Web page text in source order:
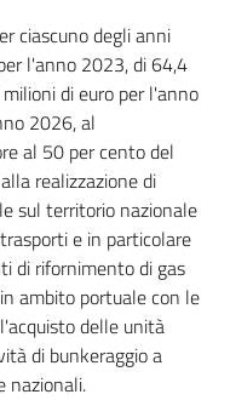
ciascuno degli anni
l'anno 2023, di 64,4
di euro per l'anno
2026, al
al 50 per cento del
realizzazione di
sul territorio nazionale
e in particolare
di rifornimento di gas
ambito portuale con le
delle unità
di bunkeraggio a
nazionali.